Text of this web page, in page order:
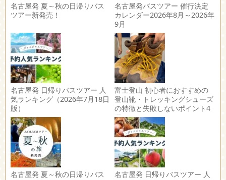
名古屋発 夏～秋の日帰りバス
ツアー新発売！
名古屋発バスツアー 催行決定
カレンダー2026年8月～2026年
9月
名古屋発 日帰りバスツアー 人
気ランキング（2026年7月18日
版）
富士登山 初心者におすすめの
登山靴・トレッキングシューズ
の特徴と失敗しないポイント4
選
名古屋発 夏～秋の日帰りバス
名古屋発 日帰りバスツアー 人